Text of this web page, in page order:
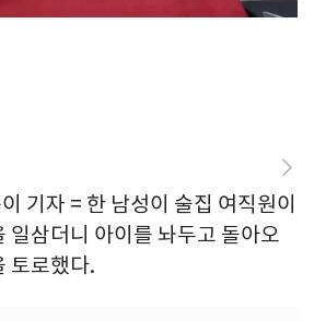
기자 = 한 남성이 술집 여직원이
일삼더니 아이를 놔두고 돌아오
토로했다.